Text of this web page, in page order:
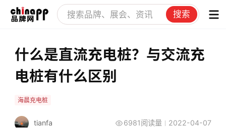
搜索
什么是直流充电桩？与交流充
电桩有什么区别
海晨充电桩
tianfa 6981阅读量 2022-04-07